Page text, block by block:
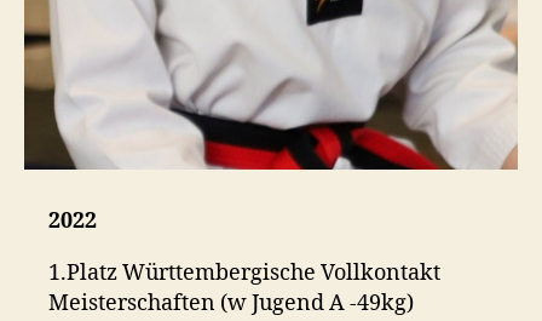
2022
1.Platz Württembergische Vollkontakt
Meisterschaften (w Jugend A -49kg)